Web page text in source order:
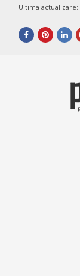
Ultima actualizare: